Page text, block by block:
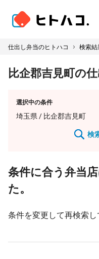
仕出し弁当のヒトハコ › 検索結
比企郡吉見町の
選択中の条件
埼玉県 / 比企郡吉見町
検
条件に合う弁当
た。
条件を変更して再検索し